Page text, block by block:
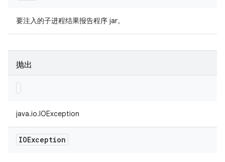
要注入的子进程结果报告程序 jar。
抛出
java.io.IOException
IOException